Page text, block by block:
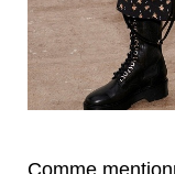
Comme